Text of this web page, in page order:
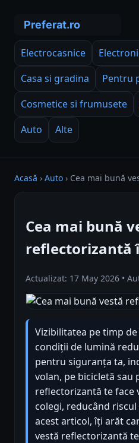
Electrocasnice
Casa si gradina
Pentru
Cosmetice si frumusete
Auto
Alte
Acasă › Auto › Cea mai bună
Cea mai bună
reflectorizantă
Actualizat: 17 May 2026 •
Vizibilitatea pe timp
condiții de lumină
pentru siguranța ta,
volan, pe bicicletă sau
reflectorizantă te face
colegi, reducând
acest articol, îți arăt
vestă reflectorizantă